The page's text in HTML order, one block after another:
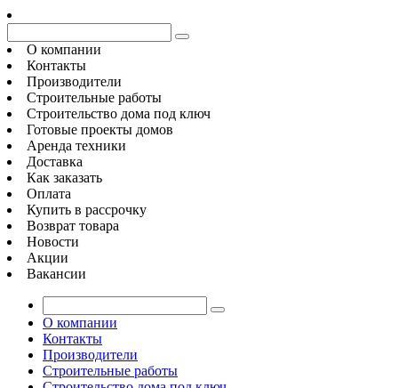
О компании
Контакты
Производители
Строительные работы
Строительство дома под ключ
Готовые проекты домов
Аренда техники
Доставка
Как заказать
Оплата
Купить в рассрочку
Возврат товара
Новости
Акции
Вакансии
О компании
Контакты
Производители
Строительные работы